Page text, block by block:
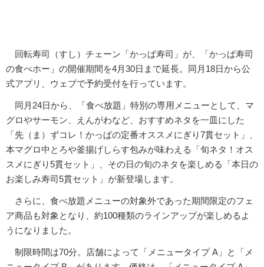
回転寿司（すし）チェーン「かっぱ寿司」が、「かっぱ寿司
の食べホー」の開催期間を4月30日まで延長。同月18日から公
式アプリ、ウェブで予約受付を行っています。
同月24日から、「食べ放題」特別の専用メニューとして、マ
グロやサーモン、えんがわなど、おすすめネタを一皿にした
「先（ま）ずコレ！かっぱの定番オススメにぎり7貫セット」、
本マグロ中とろや釜揚げしらす包みが味わえる「旬ネタ！オス
スメにぎり5貫セット」、その日の旬のネタを楽しめる「本日の
お楽しみ寿司5貫セット」が新登場します。
さらに、食べ放題メニューの対象外であった期間限定のフェ
ア商品も対象となり、約100種類のラインアップが楽しめるよ
うになりました。
制限時間は70分。店舗によって「メニュータイプ A」と「メ